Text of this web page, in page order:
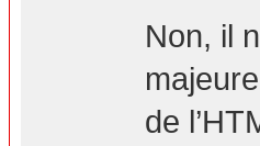
Non, il
de